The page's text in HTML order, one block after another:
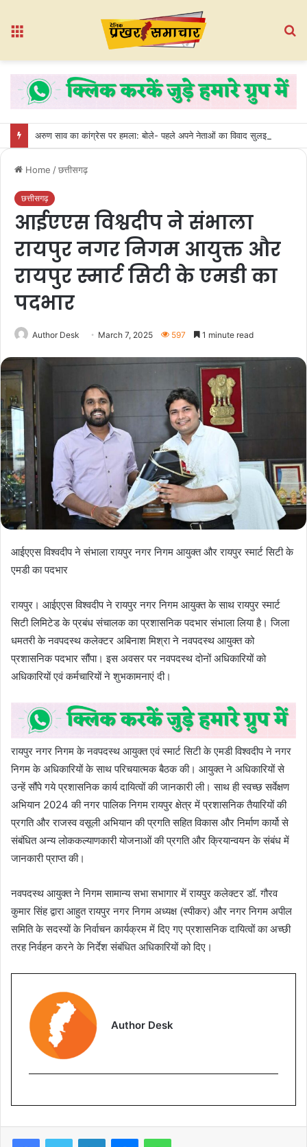
Home /छत्तीसगढ़
छत्तीसगढ़
आईएएस विश्वदीप ने संभाला
रायपुर नगर निगम आयुक्त और
रायपुर स्मार्ट सिटी के एमडी का
पदभार
Author Desk March 7, 2025 597 1 minute read
आईएएस विश्वदीप ने संभाला रायपुर नगर निगम आयुक्त और रायपुर स्मार्ट सिटी के
एमडी का पदभार
रायपुर। आईएएस विश्वदीप ने रायपुर नगर निगम आयुक्त के साथ रायपुर स्मार्ट
सिटी लिमिटेड के प्रबंध संचालक का प्रशासनिक पदभार संभाला लिया है। जिला
धमतरी के नवपदस्थ कलेक्टर अबिनाश मिश्रा ने नवपदस्थ आयुक्त को
प्रशासनिक पदभार सौंपा। इस अवसर पर नवपदस्थ दोनों अधिकारियों को
अधिकारियों एवं कर्मचारियों ने शुभकामनाएं दी।
रायपुर नगर निगम के नवपदस्थ आयुक्त एवं स्मार्ट सिटी के एमडी विश्वदीप ने नगर
निगम के अधिकारियों के साथ परिचयात्मक बैठक की। आयुक्त ने अधिकारियों से
उन्हें सौंपे गये प्रशासनिक कार्य दायित्वों की जानकारी ली। साथ ही स्वच्छ सर्वेक्षण
अभियान 2024 की नगर पालिक निगम रायपुर क्षेत्र में प्रशासनिक तैयारियों की
प्रगति और राजस्व वसूली अभियान की प्रगति सहित विकास और निर्माण कार्यो से
संबंधित अन्य लोककल्याणकारी योजनाओं की प्रगति और क्रियान्वयन के संबंध में
जानकारी प्राप्त की।
नवपदस्थ आयुक्त ने निगम सामान्य सभा सभागार में रायपुर कलेक्टर डॉ. गौरव
कुमार सिंह द्वारा आहुत रायपुर नगर निगम अध्यक्ष (स्पीकर) और नगर निगम अपील
समिति के सदस्यों के निर्वाचन कार्यक्रम में दिए गए प्रशासनिक दायित्वों का अच्छी
तरह निर्वहन करने के निर्देश संबंधित अधिकारियों को दिए।
Author Desk